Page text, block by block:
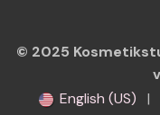
© 2025
English (US)
|